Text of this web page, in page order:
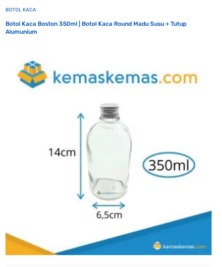
BOTOL KACA
Botol Kaca Boston 350ml | Botol Kaca Round Madu Susu + Tutup
Alumunium